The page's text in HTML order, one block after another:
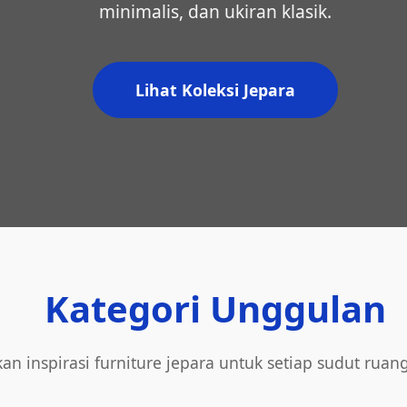
minimalis, dan ukiran klasik.
Lihat Koleksi Jepara
Kategori Unggulan
inspirasi furniture jepara untuk setiap sudut